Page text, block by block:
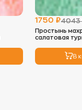
-
можно
низких
мягкость
3.
Глажка:
-
1750 ₽4043
Простынь
салатовая
В